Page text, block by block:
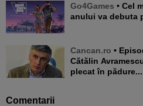
Go4Games • Cel mai așteptat joc video al
anului va debuta
Cancan.ro • Episodul extrem din dosarul lui
Cătălin
plecat în pădure...
Comentarii